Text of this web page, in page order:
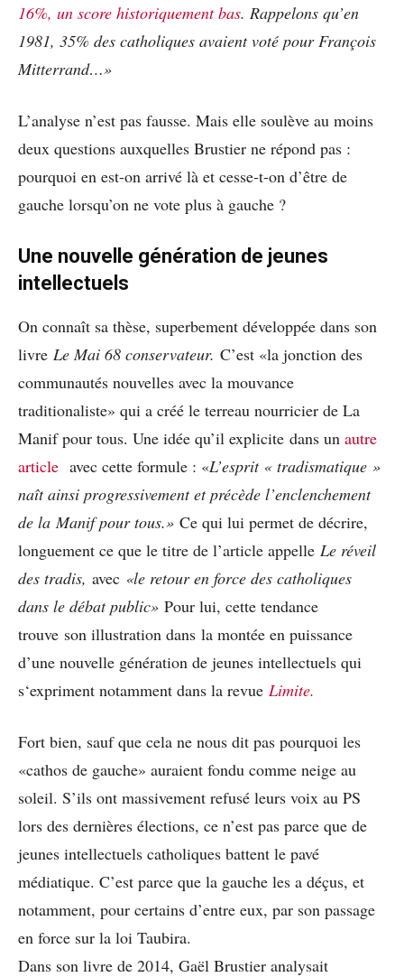
16%, un score historiquement bas. Rappelons qu’en
1981, 35% des catholiques avaient voté pour François
Mitterrand…»
L’analyse n’est pas fausse. Mais elle soulève au moins
deux questions auxquelles Brustier ne répond pas :
pourquoi en est-on arrivé là et cesse-t-on d’être de
gauche lorsqu’on ne vote plus à gauche ?
Une nouvelle génération de jeunes
intellectuels
On connaît sa thèse, superbement développée dans son
livre Le Mai 68 conservateur. C’est «la jonction des
communautés nouvelles avec la mouvance
traditionaliste» qui a créé le terreau nourricier de La
Manif pour tous. Une idée qu’il explicite dans un autre
article avec cette formule : «L’esprit « tradismatique »
naît ainsi progressivement et précède l’enclenchement
de la Manif pour tous.» Ce qui lui permet de décrire,
longuement ce que le titre de l’article appelle Le réveil
des tradis, avec «le retour en force des catholiques
dans le débat public» Pour lui, cette tendance
trouve son illustration dans la montée en puissance
d’une nouvelle génération de jeunes intellectuels qui
s‘expriment notamment dans la revue Limite.
Fort bien, sauf que cela ne nous dit pas pourquoi les
«cathos de gauche» auraient fondu comme neige au
soleil. S’ils ont massivement refusé leurs voix au PS
lors des dernières élections, ce n’est pas parce que de
jeunes intellectuels catholiques battent le pavé
médiatique. C’est parce que la gauche les a déçus, et
notamment, pour certains d’entre eux, par son passage
en force sur la loi Taubira.
Dans son livre de 2014, Gaël Brustier analysait